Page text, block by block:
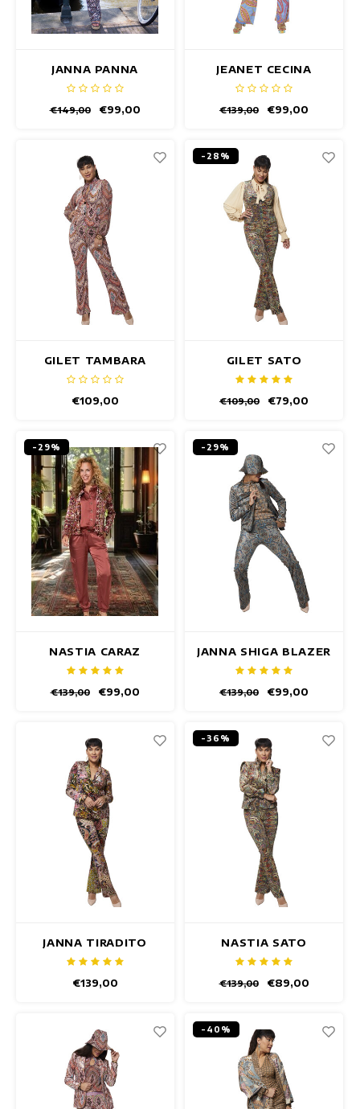
JANNA PANNA
BLAZER
€149,00 €99,00
JEANET CECINA
BLAZER
€139,00 €99,00
GILET TAMBARA
€109,00
-28%
GILET SATO
€109,00 €79,00
-29%
NASTIA CARAZ
BLAZER
€139,00 €99,00
-29%
JANNA SHIGA BLAZER
€139,00 €99,00
JANNA TIRADITO
BLAZER
€139,00
-36%
NASTIA SATO
BLAZER
€139,00 €89,00
-40%